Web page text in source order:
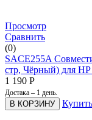
Просмотр
Сравнить
(0)
SACE255A
стр, Чёрный) для
1 190 Р
Достака – 1 день.
В КОРЗИНУ